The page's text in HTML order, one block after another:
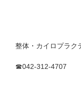
整体・カイロプラク
☎042-312-4707